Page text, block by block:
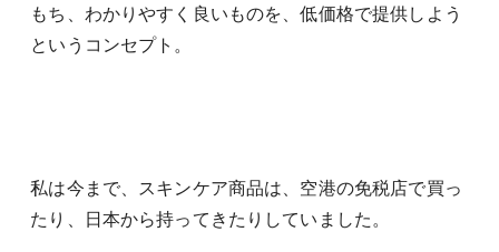
もち、わかりやすく良いものを、低価格で提供しよう
というコンセプト。
私は今まで、スキンケア商品は、空港の免税店で買っ
たり、日本から持ってきたりしていました。